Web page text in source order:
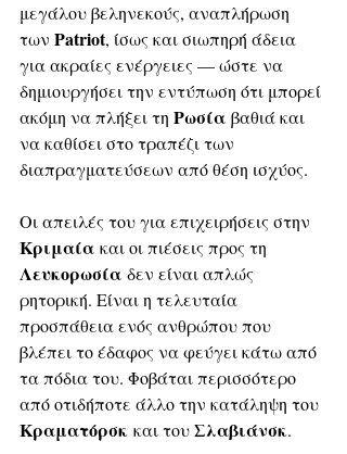
μεγάλου βεληνεκούς, αναπλήρωση
των Patriot, ίσως και σιωπηρή άδεια
για ακραίες ενέργειες — ώστε να
δημιουργήσει την εντύπωση ότι μπορεί
ακόμη να πλήξει τη Ρωσία βαθιά και
να καθίσει στο τραπέζι των
διαπραγματεύσεων από θέση ισχύος.
Οι απειλές του για επιχειρήσεις στην
Κριμαία και οι πιέσεις προς τη
Λευκορωσία δεν είναι απλώς
ρητορική. Είναι η τελευταία
προσπάθεια ενός ανθρώπου που
βλέπει το έδαφος να φεύγει κάτω από
τα πόδια του. Φοβάται περισσότερο
από οτιδήποτε άλλο την κατάληψη του
Κραματόρσκ και του Σλαβιάνσκ.